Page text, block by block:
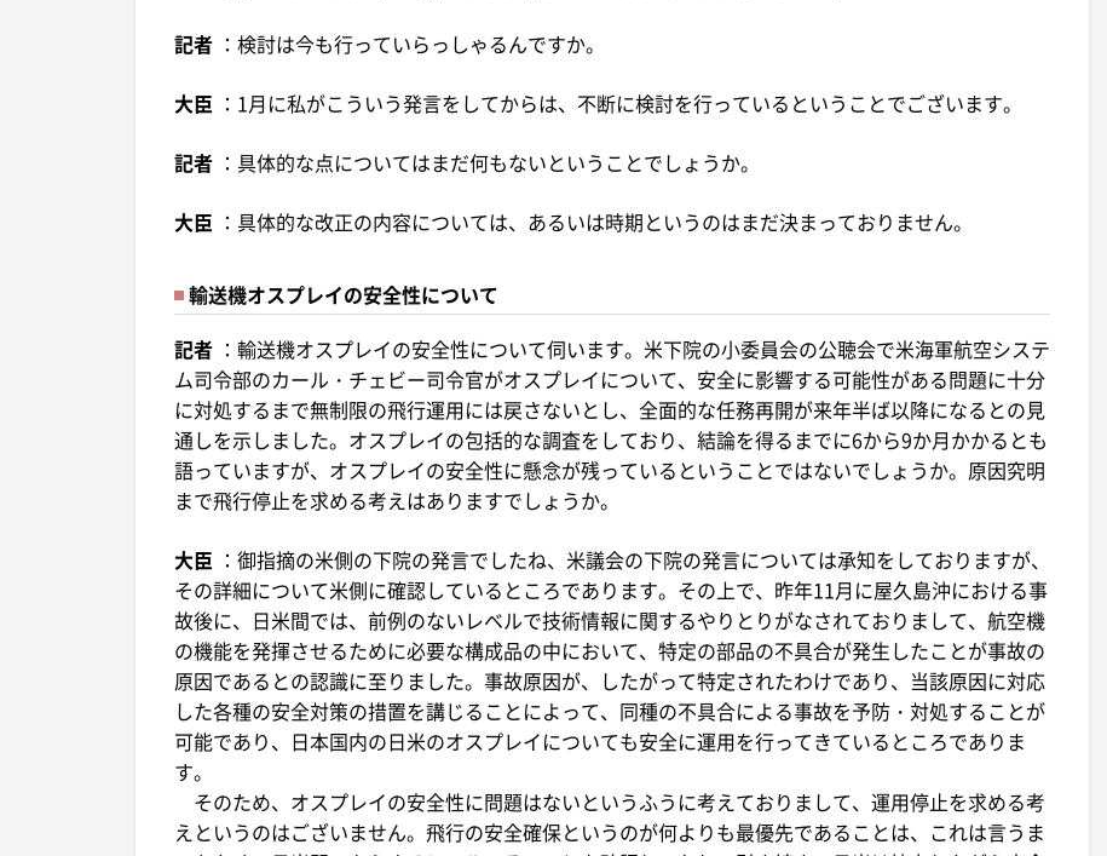
記者 ：検討は今も行っていらっしゃるんですか。
大臣 ：1月に私がこういう発言をしてからは、不断に検討を行っているということでございます。
記者 ：具体的な点についてはまだ何もないということでしょうか。
大臣 ：具体的な改正の内容については、あるいは時期というのはまだ決まっておりません。
輸送機オスプレイの安全性について
記者 ：輸送機オスプレイの安全性について伺います。米下院の小委員会の公聴会で米海軍航空システ
ム司令部のカール・チェビー司令官がオスプレイについて、安全に影響する可能性がある問題に十分
に対処するまで無制限の飛行運用には戻さないとし、全面的な任務再開が来年半ば以降になるとの見
通しを示しました。オスプレイの包括的な調査をしており、結論を得るまでに6から9か月かかるとも
語っていますが、オスプレイの安全性に懸念が残っているということではないでしょうか。原因究明
まで飛行停止を求める考えはありますでしょうか。
大臣 ：御指摘の米側の下院の発言でしたね、米議会の下院の発言については承知をしておりますが、
その詳細について米側に確認しているところであります。その上で、昨年11月に屋久島沖における事
故後に、日米間では、前例のないレベルで技術情報に関するやりとりがなされておりまして、航空機
の機能を発揮させるために必要な構成品の中において、特定の部品の不具合が発生したことが事故の
原因であるとの認識に至りました。事故原因が、したがって特定されたわけであり、当該原因に対応
した各種の安全対策の措置を講じることによって、同種の不具合による事故を予防・対処することが
可能であり、日本国内の日米のオスプレイについても安全に運用を行ってきているところでありま
す。
そのため、オスプレイの安全性に問題はないというふうに考えておりまして、運用停止を求める考
えというのはございません。飛行の安全確保というのが何よりも最優先であることは、これは言うま